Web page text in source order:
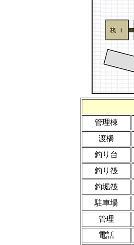
管理棟
渡橋
釣り台
釣り筏
釣堀筏
駐車場
管理
電話